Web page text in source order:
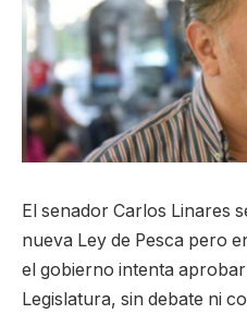
El senador Carlos Linares
nueva Ley de Pesca pero
el gobierno intenta
Legislatura, sin debate ni